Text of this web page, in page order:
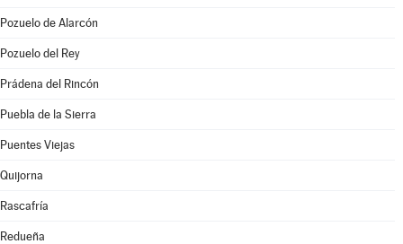
Pozuelo de Alarcón
Pozuelo del Rey
Prádena del Rincón
Puebla de la Sierra
Puentes Viejas
Quijorna
Rascafría
Redueña